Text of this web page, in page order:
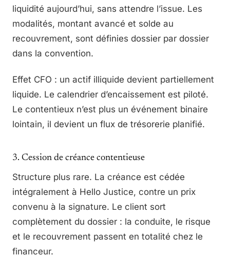
liquidité aujourd’hui, sans attendre l’issue. Les
modalités, montant avancé et solde au
recouvrement, sont définies dossier par dossier
dans la convention.
Effet CFO : un actif illiquide devient partiellement
liquide. Le calendrier d’encaissement est piloté.
Le contentieux n’est plus un événement binaire
lointain, il devient un flux de trésorerie planifié.
3. Cession de créance contentieuse
Structure plus rare. La créance est cédée
intégralement à Hello Justice, contre un prix
convenu à la signature. Le client sort
complètement du dossier : la conduite, le risque
et le recouvrement passent en totalité chez le
financeur.